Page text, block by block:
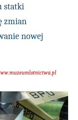
statki
zmian
nowej